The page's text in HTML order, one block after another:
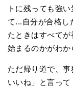
トに残っても強
て...自分が合格し
たときはすべて
始まるのかがわか
ただ帰り道で、
いいね」と言っ